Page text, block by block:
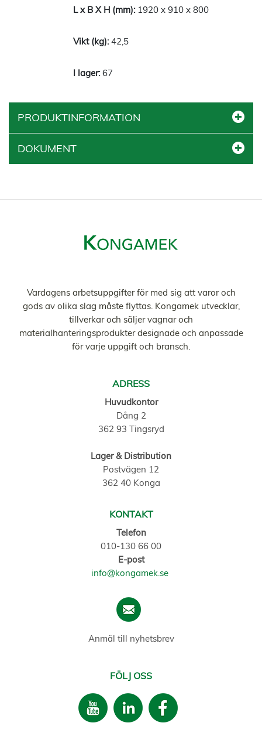
1920 x 910 x 800
42,5
67
PRODUKTINFORMATION
DOKUMENT
Vardagens arbetsuppgifter för med sig att varor och
gods av olika slag måste flyttas. Kongamek utvecklar,
tillverkar och säljer vagnar och
materialhanteringsprodukter designade och anpassade
för varje uppgift och bransch.
ADRESS
Huvudkontor
Dång 2
362 93 Tingsryd
Lager & Distribution
Postvägen 12
362 40 Konga
KONTAKT
Telefon
010-130 66 00
E-post
info@kongamek.se
Anmäl till nyhetsbrev
FÖLJ OSS